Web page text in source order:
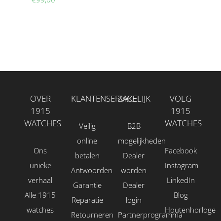
OVER
1915
WATCHES
Ons
unieke
verhaal
Alle 1915
watches
KLANTENSERVICE
Veilig
online
betalen
Antwoorden
Garantie
Reparatie
Retourneren
ZAKELIJK
B2B
mogelijkheden
Dealer
worden
Dealer
login
Partnerprogramma
VOLG
1915
WATCHES
Facebook
Instagram
LinkedIn
Blog
Houtenhorloge